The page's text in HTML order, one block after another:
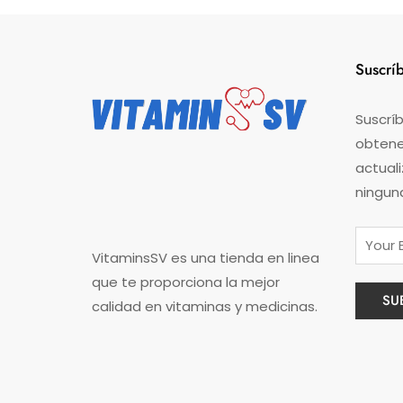
VitaminsSV es una tienda en linea
que te proporciona la mejor
calidad en vitaminas y medicinas.